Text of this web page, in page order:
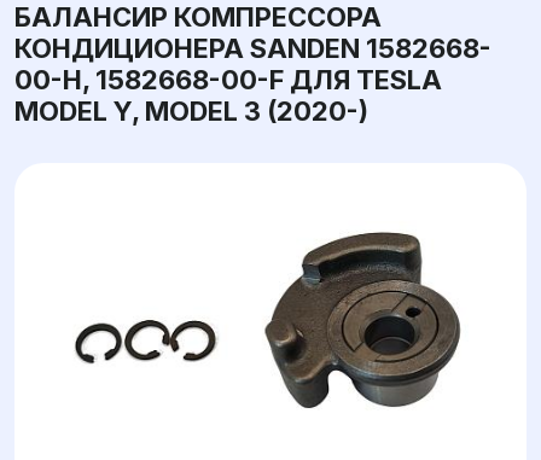
БАЛАНСИР КОМПРЕССОРА
КОНДИЦИОНЕРА SANDEN 1582668-
00-H, 1582668-00-F ДЛЯ TESLA
MODEL Y, MODEL 3 (2020-)